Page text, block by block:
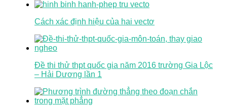
Cách xác định hiệu của hai vectơ
Đề thi thử thpt quốc gia năm 2016 trường Gia Lộc
– Hải Dương lần 1